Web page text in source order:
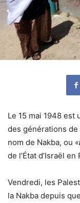
Le 15 mai 1948 est
des générations
nom de Nakba, ou «
de l’État d’Israël
Vendredi, les
la Nakba depuis